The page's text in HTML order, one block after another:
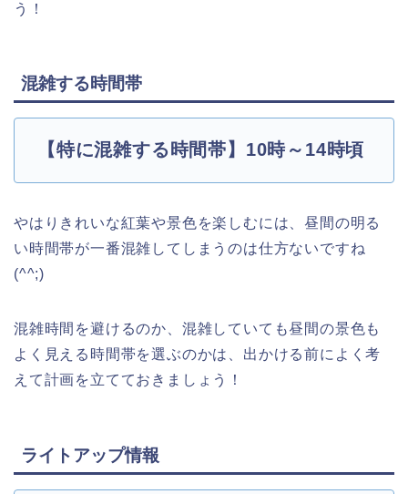
う！
混雑する時間帯
【特に混雑する時間帯】10時～14時頃
やはりきれいな紅葉や景色を楽しむには、昼間の明る
い時間帯が一番混雑してしまうのは仕方ないですね
(^^;)
混雑時間を避けるのか、混雑していても昼間の景色も
よく見える時間帯を選ぶのかは、出かける前によく考
えて計画を立てておきましょう！
ライトアップ情報